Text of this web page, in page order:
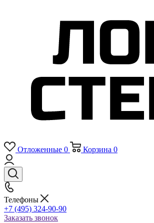
Отложенные 0 Корзина 0
Телефоны
+7 (495) 324-90-90
Заказать звонок